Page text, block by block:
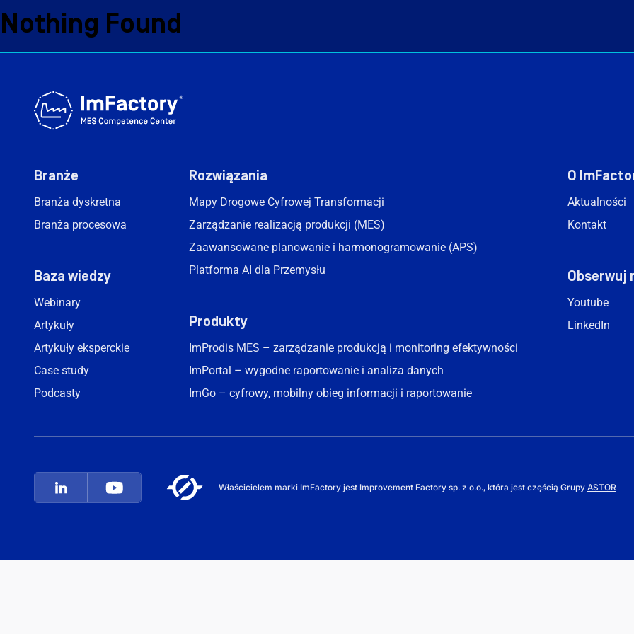
O nas
Baza wiedzy
Kariera
Nothing Found
Szukaj:
Branże
Branża dyskretna
Branża procesowa
Baza wiedzy
Webinary
Artykuły
Artykuły eksperckie
Case study
Podcasty
Rozwiązania
Mapy Drogowe Cyfrowej Transformacji
Zarządzanie realizacją produkcji (MES)
Zaawansowane planowanie i harmonogramowanie (APS)
Platforma AI dla Przemysłu
Produkty
ImProdis MES – zarządzanie produkcją i monitoring efektywności
ImPortal – wygodne raportowanie i analiza danych
ImGo – cyfrowy, mobilny obieg informacji i raportowanie
O
Aktualności
Kontakt
Obserwuj
Youtube
LinkedIn
Właścicielem marki ImFactory jest Improvement Factory sp. z o.o., która jest częścią Grupy ASTOR